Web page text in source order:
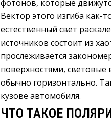
фотонов, которые
Вектор этого изгиба как-
естественный свет
источников состоит из
прослеживается
поверхностями, световые
обычно горизонтально.
кузове автомобиля.
ЧТО ТАКОЕ